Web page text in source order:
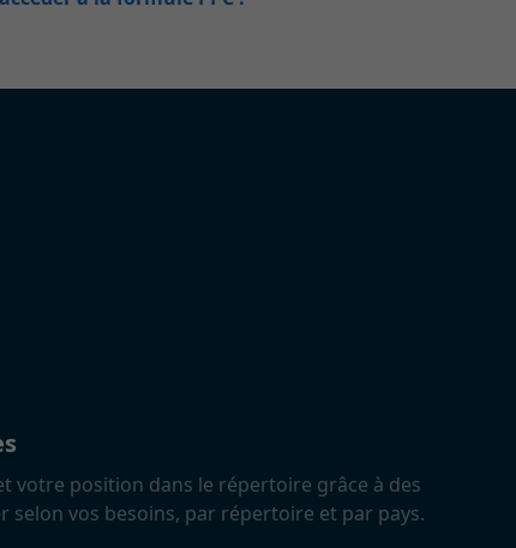
votre position dans le répertoire grâce à des
selon vos besoins, par répertoire et par pays.